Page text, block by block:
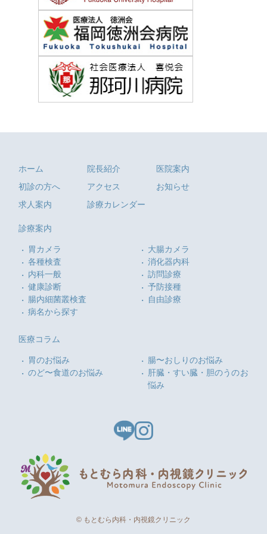
ホーム 院長紹介
医院案内
初診の方へ
アクセス
お知らせ
求人案内
診療カレンダー
診療案内
胃カメラ
大腸カメラ
各種検査
消化器内科
内科一般
訪問診療
健康診断
予防接種
腸内細菌叢検査
自由診療
病名から探す
医療コラム
胃のお悩み
腸〜おしりのお悩み
のど〜食道のお悩み
肝臓・すい臓・胆のうのお
悩み
© もとむら内科・内視鏡クリニック